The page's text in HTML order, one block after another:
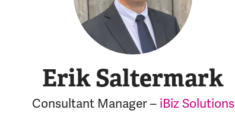
Erik Saltermark
Consultant Manager – iBiz Solutions